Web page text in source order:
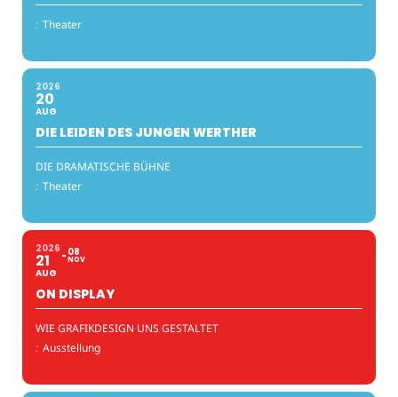
: Theater
2026
20
AUG
DIE LEIDEN DES JUNGEN WERTHER
DIE DRAMATISCHE BÜHNE
: Theater
2026
21
AUG
08
NOV
ON DISPLAY
WIE GRAFIKDESIGN UNS GESTALTET
: Ausstellung